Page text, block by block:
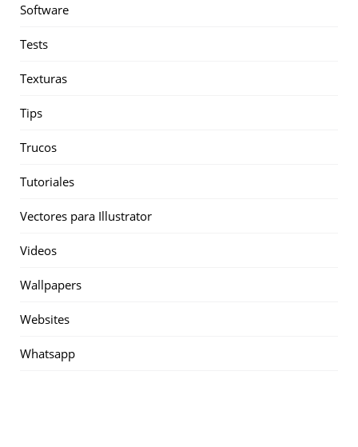
Software
Tests
Texturas
Tips
Trucos
Tutoriales
Vectores para Illustrator
Videos
Wallpapers
Websites
Whatsapp